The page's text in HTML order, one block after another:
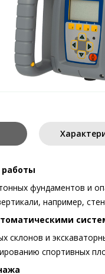
фундаментов и
например,
склонов и
спортивных